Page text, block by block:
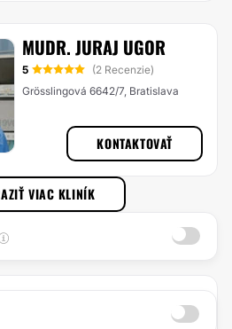
MUDR. JURAJ UGOR
5
(2 Recenzie)
Grösslingová 6642/7, Bratislava
KONTAKTOVAŤ
VIAC KLINÍK